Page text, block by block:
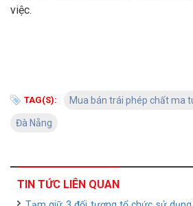
việc.
TAG(S): Mua bán trái phép chất ma
Đà Nẵng
TIN TỨC LIÊN QUAN